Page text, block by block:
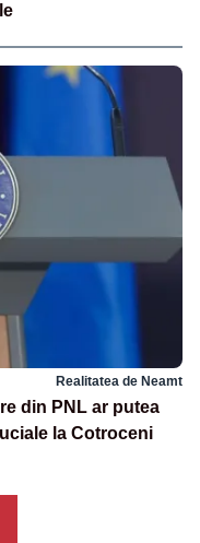
Realitatea de Neamt
din PNL ar putea
la Cotroceni